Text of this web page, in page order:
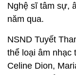
Nghệ sĩ tâm sự,
năm qua.
NSND Tuyết
thể loại âm
Celine Dion,